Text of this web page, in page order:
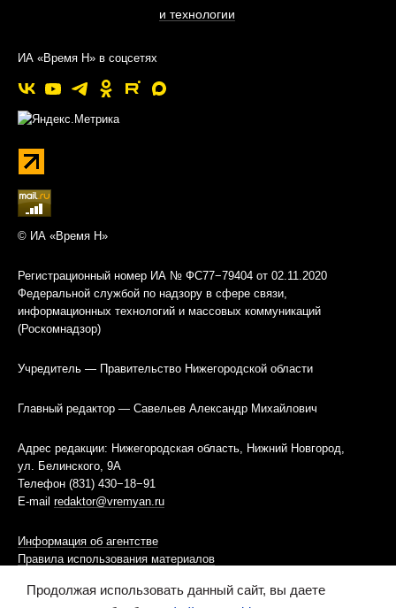
и технологии
ИА «Время Н» в соцсетях
© ИА «Время Н»
Регистрационный номер ИА № ФС77−79404 от 02.11.2020
Федеральной службой по надзору в сфере связи,
информационных технологий и массовых коммуникаций
(Роскомнадзор)
Учредитель — Правительство Нижегородской области
Главный редактор — Савельев Александр Михайлович
Адрес редакции: Нижегородская область, Нижний Новгород,
ул. Белинского, 9А
Телефон (831) 430−18−91
E-mail redaktor@vremyan.ru
Информация об агентстве
Правила использования материалов
Информационная политика использования «cookies»-файлов
Продолжая использовать данный сайт, вы даете